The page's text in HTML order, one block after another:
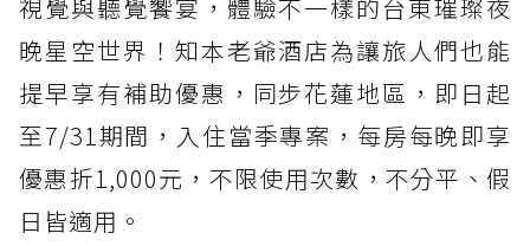
視覺與聽覺饗宴，體驗不一樣的台東璀璨夜
晚星空世界！知本老爺酒店為讓旅人們也能
提早享有補助優惠，同步花蓮地區，即日起
至7/31期間，入住當季專案，每房每晚即享
優惠折1,000元，不限使用次數，不分平、假
日皆適用。